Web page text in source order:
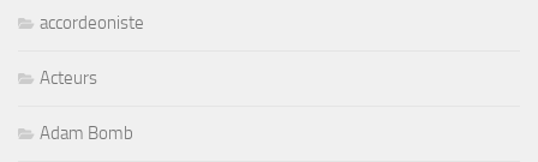
accordeoniste
Acteurs
Adam Bomb